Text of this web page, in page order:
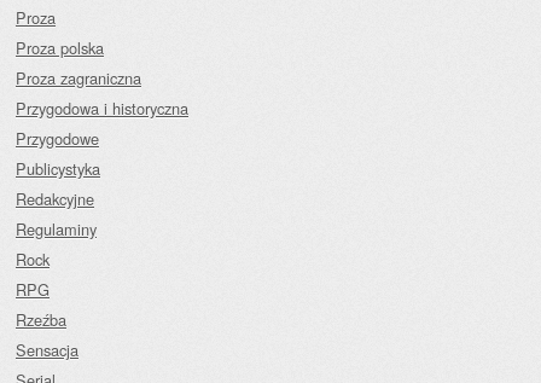
Proza
Proza polska
Proza zagraniczna
Przygodowa i historyczna
Przygodowe
Publicystyka
Redakcyjne
Regulaminy
Rock
RPG
Rzeźba
Sensacja